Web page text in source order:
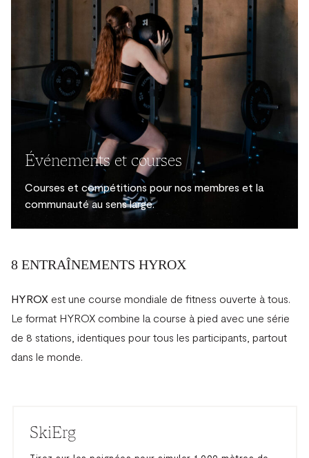
Événements et courses
Courses et compétitions pour nos membres et la
communauté au sens large.
8 ENTRAÎNEMENTS HYROX
HYROX est une course mondiale de fitness ouverte à tous.
Le format HYROX combine la course à pied avec une série
de 8 stations, identiques pour tous les participants, partout
dans le monde.
SkiErg